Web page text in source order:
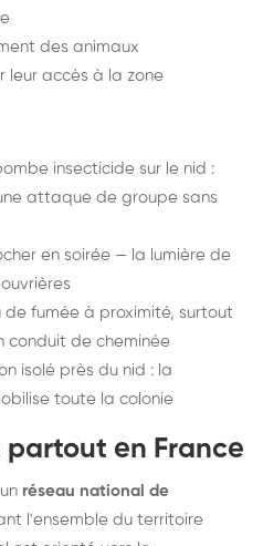
des animaux
leur accès à la zone
insecticide sur le nid :
attaque de groupe sans
en soirée — la lumière de
de fumée à proximité, surtout
conduit de cheminée
isolé près du nid : la
toute la colonie
en France
réseau national de
l'ensemble du territoire